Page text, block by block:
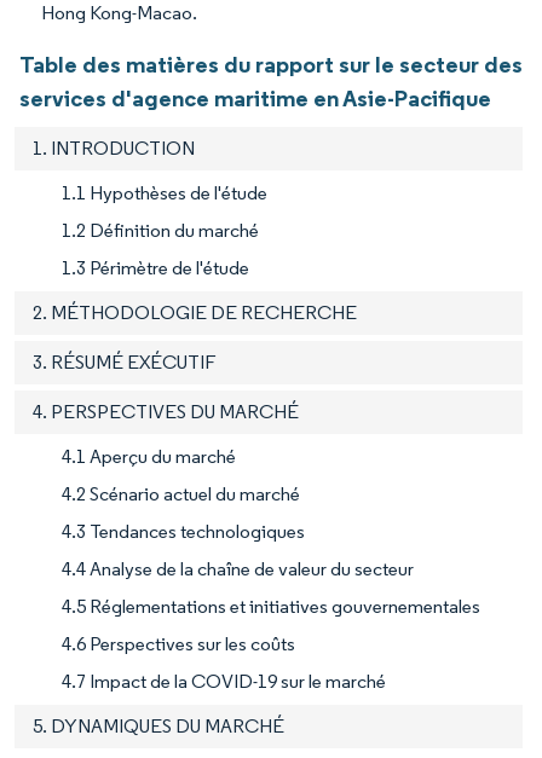
Hong Kong-Macao.
Table des matières du rapport sur le secteur des
services d'agence maritime en Asie-Pacifique
1. INTRODUCTION
1.1 Hypothèses de l'étude
1.2 Définition du marché
1.3 Périmètre de l'étude
2. MÉTHODOLOGIE DE RECHERCHE
3. RÉSUMÉ EXÉCUTIF
4. PERSPECTIVES DU MARCHÉ
4.1 Aperçu du marché
4.2 Scénario actuel du marché
4.3 Tendances technologiques
4.4 Analyse de la chaîne de valeur du secteur
4.5 Réglementations et initiatives gouvernementales
4.6 Perspectives sur les coûts
4.7 Impact de la COVID-19 sur le marché
5. DYNAMIQUES DU MARCHÉ